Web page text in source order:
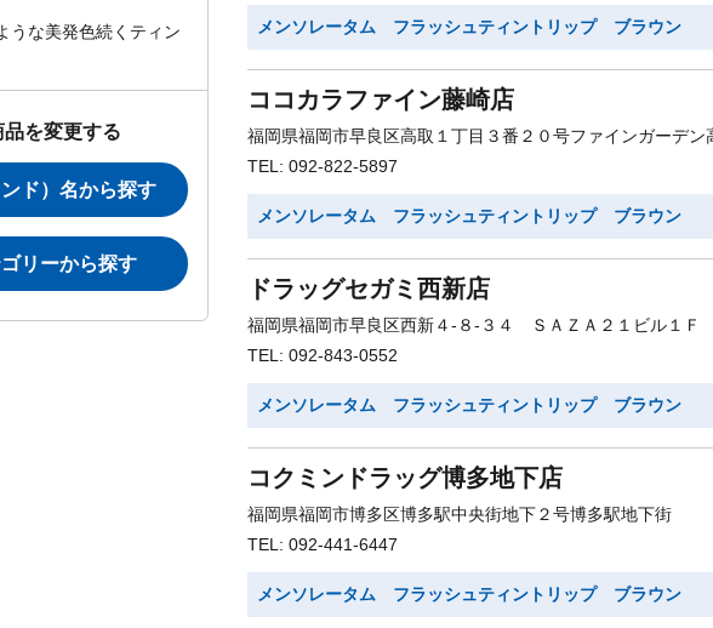
うな美発色続くティン
を変更する
ド）名から探す
リーから探す
メンソレータム フラッシュティントリップ ブラウン
ココカラファイン藤崎店
福岡県福岡市早良区高取１丁目３番２０号ファインガーデン
TEL: 092-822-5897
メンソレータム フラッシュティントリップ ブラウン
ドラッグセガミ西新店
福岡県福岡市早良区西新４-８-３４ ＳＡＺＡ２１ビル１Ｆ
TEL: 092-843-0552
メンソレータム フラッシュティントリップ ブラウン
コクミンドラッグ博多地下店
福岡県福岡市博多区博多駅中央街地下２号博多駅地下街
TEL: 092-441-6447
メンソレータム フラッシュティントリップ ブラウン